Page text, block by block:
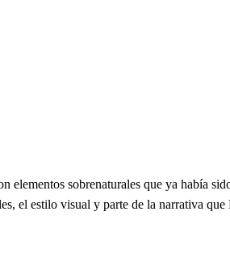
elementos sobrenaturales que ya había
el estilo visual y parte de la narrativa que